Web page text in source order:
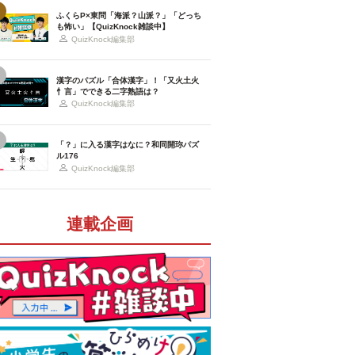
ふくらP×東問「海派？山派？」「どっち
も怖い」【QuizKnock雑談中】
QuizKnock編集部
漢字のパズル「合体漢字」！「又火土火
忄言」でできる二字熟語は？
QuizKnock編集部
「？」に入る漢字はなに？和同開珎パズ
ル176
QuizKnock編集部
連載企画